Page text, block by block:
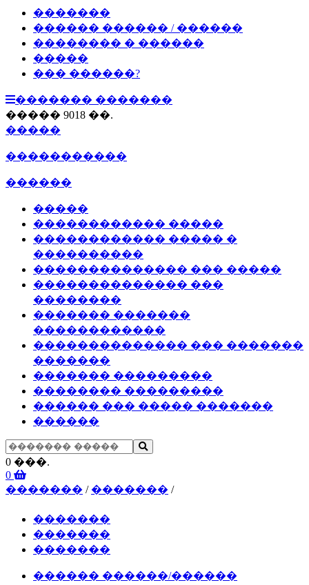
�������
������ ������ / ������
�������� � ������
�����
��� ������?
������� �������
����� 9018 ��.
�����
�����������
������
�����
������������ �����
������������ ����� �
����������
�������������� ��� �����
�������������� ���
��������
������� �������
������������
�������������� ��� �������
�������
������� ���������
�������� ���������
������ ��� ����� �������
������
0 ���.
0
������� / ������� /
�������
�������
�������
������ ������/������